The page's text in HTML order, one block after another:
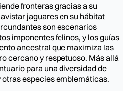
fronteras gracias a su
jaguares en su hábitat
son escenarios
imponentes felinos, y los guías
ancestral que maximiza las
cercano y respetuoso. Más allá
para una diversidad de
especies emblemáticas.